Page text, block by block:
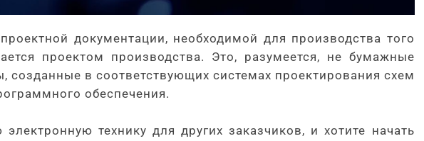
документации, необходимой для производства того
проектом производства. Это, разумеется, не бумажные
в соответствующих системах проектирования схем
обеспечения.
технику для других заказчиков, и хотите начать